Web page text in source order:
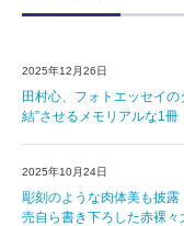
2025年12月26日
田村心、フォトエッセイ
結”させるメモリアルな1冊
2025年10月24日
彫刻のような肉体美も披
売自ら書き下ろした赤裸